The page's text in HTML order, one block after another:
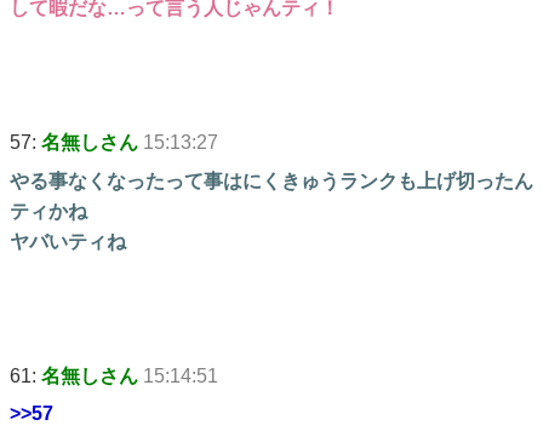
して暇だな…って言う人じゃんティ！
57: 名無しさん 15:13:27
やる事なくなったって事はにくきゅうランクも上げ切ったん
ティかね
ヤバいティね
61: 名無しさん 15:14:51
>>57